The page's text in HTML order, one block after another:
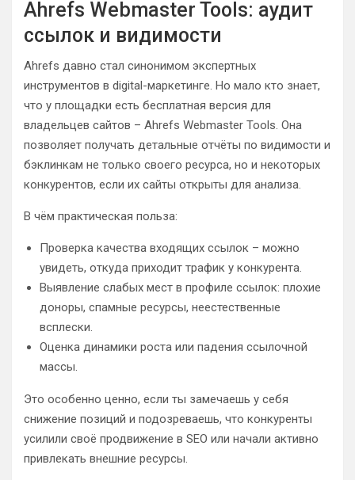
Ahrefs Webmaster Tools: аудит
ссылок и видимости
Ahrefs давно стал синонимом экспертных
инструментов в digital-маркетинге. Но мало кто знает,
что у площадки есть бесплатная версия для
владельцев сайтов – Ahrefs Webmaster Tools. Она
позволяет получать детальные отчёты по видимости и
бэклинкам не только своего ресурса, но и некоторых
конкурентов, если их сайты открыты для анализа.
В чём практическая польза:
Проверка качества входящих ссылок – можно
увидеть, откуда приходит трафик у конкурента.
Выявление слабых мест в профиле ссылок: плохие
доноры, спамные ресурсы, неестественные
всплески.
Оценка динамики роста или падения ссылочной
массы.
Это особенно ценно, если ты замечаешь у себя
снижение позиций и подозреваешь, что конкуренты
усилили своё продвижение в SEO или начали активно
привлекать внешние ресурсы.